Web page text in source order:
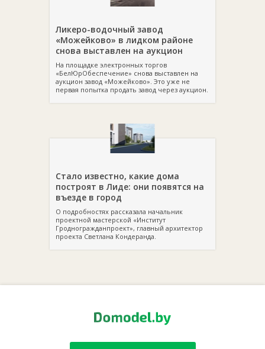
Ликеро-водочный завод
«Можейково» в лидком районе
снова выставлен на аукцион
На площадке электронных торгов
«БелЮрОбеспечение» снова выставлен на
аукцион завод «Можейково». Это уже не
первая попытка продать завод через аукцион.
Стало известно, какие дома
построят в Лиде: они появятся на
въезде в город
О подробностях рассказала начальник
проектной мастерской «Институт
Гродногражданпроект», главный архитектор
проекта Светлана Кондеранда.